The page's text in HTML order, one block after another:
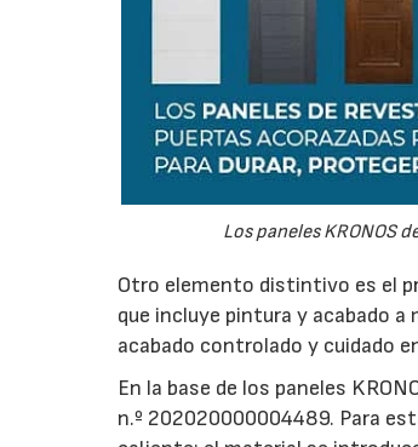
Los paneles KRONOS
Otro elemento distintivo es el
que incluye pintura y acabado
acabado controlado y cuidado
En la base de los paneles
n.º 202020000004489. Para